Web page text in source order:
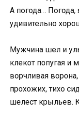
А погода…
удивительно
Мужчина шел и
клекот попугая и
ворчливая
прохожих, тихо
шелест крыльев.